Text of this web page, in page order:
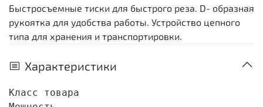
Быстросъемные тиски для быстрого реза. D- образная
рукоятка для удобства работы. Устройство цепного
типа для хранения и транспортировки.
Характеристики
Класс товара                                  |